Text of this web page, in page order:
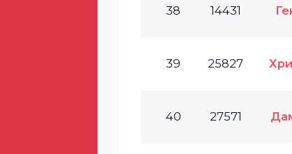
38 14431
39 25827
40 27571